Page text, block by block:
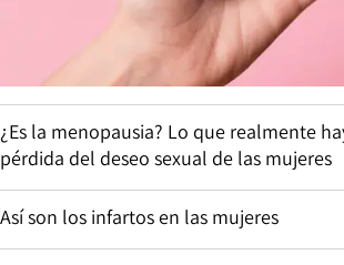
¿Es la menopausia? Lo que realmente
pérdida del deseo sexual de las mujeres
Así son los infartos en las mujeres